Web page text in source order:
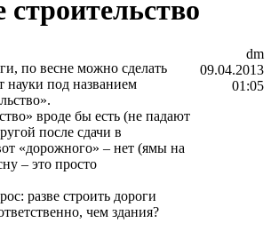
по весне можно сделать
науки под названием
вроде бы есть (не падают
после сдачи в
«дорожного» – нет (ямы на
– это просто
разве строить дороги
чем здания?
dm
09.04.2013
01:05